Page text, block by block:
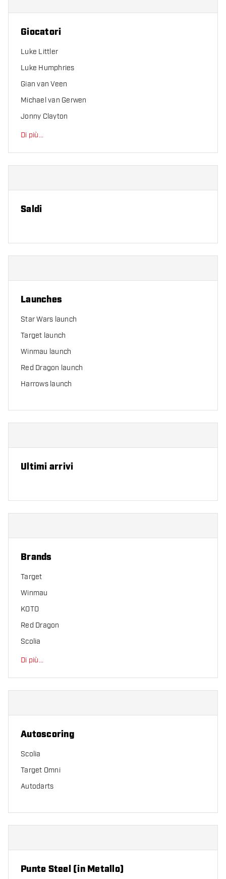
Giocatori
Luke Littler
Luke Humphries
Gian van Veen
Michael van Gerwen
Jonny Clayton
Di più...
Saldi
Launches
Star Wars launch
Target launch
Winmau launch
Red Dragon launch
Harrows launch
Ultimi arrivi
Brands
Target
Winmau
KOTO
Red Dragon
Scolia
Di più...
Autoscoring
Scolia
Target Omni
Autodarts
Punte Steel (in Metallo)